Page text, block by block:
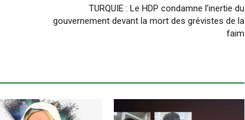
TURQUIE : Le HDP condamne l’inertie du
gouvernement devant la mort des grévistes de la
faim